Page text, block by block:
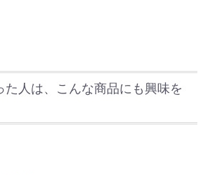
た人は、こんな商品にも興味を